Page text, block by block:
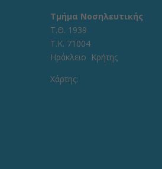
Τμήμα Νοσηλευτικής
Τ.Θ. 1939
Τ.Κ. 71004
Ηράκλειο Κρήτης
Χάρτης: